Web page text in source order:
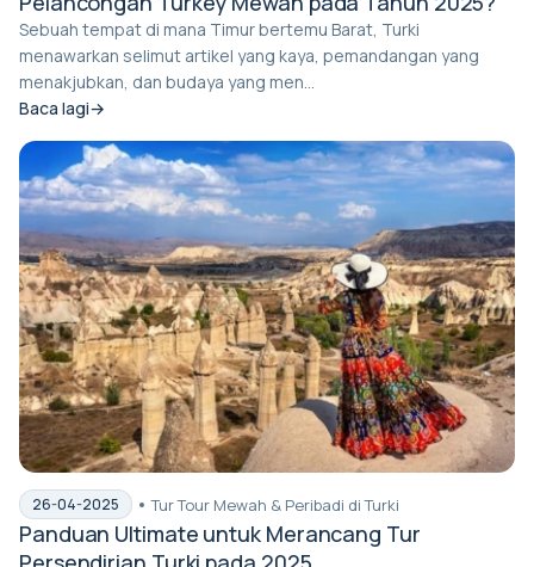
Sebuah tempat di mana Timur bertemu Barat, Turki
menawarkan selimut artikel yang kaya, pemandangan yang
menakjubkan, dan budaya yang men...
Baca lagi
26-04-2025 Tur Tour Mewah & Peribadi di Turki
Panduan Ultimate untuk Merancang Tur